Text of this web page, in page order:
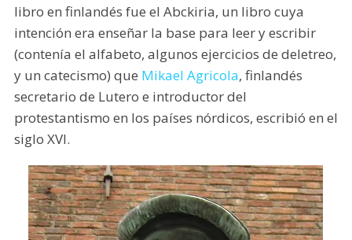
libro en finlandés fue el Abckiria, un libro cuya
intención era enseñar la base para leer y escribir
(contenía el alfabeto, algunos ejercicios de deletreo,
y un catecismo) que Mikael Agricola, finlandés
secretario de Lutero e introductor del
protestantismo en los países nórdicos, escribió en el
siglo XVI.